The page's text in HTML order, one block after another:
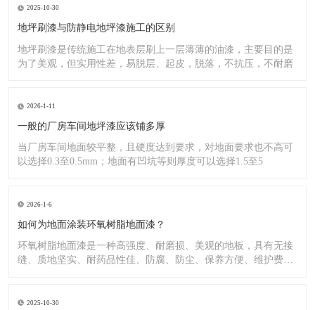
2025-10-30
地坪刷漆与防静电地坪漆施工的区别
地坪刷漆是传统施工在地表层刷上一层薄薄的油漆，主要目的是
为了美观，但实用性差，易脱层、起皮，脱落，不抗压，不耐磨
2026-1-11
一般的厂房车间地坪漆应该铺多厚
当厂房车间地面较平整，且硬度达到要求，对地面要求也不高可
以选择0.3至0.5mm；地面有凹坑等则厚度可以选择1.5至5
2026-1-6
如何为地面涂装环氧树脂地面漆？
环氧树脂地面漆是一种高强度、耐磨损、美观的地板，具有无接
缝、质地坚实、耐药品性佳、防腐、防尘、保养方便、维护费用
2025-10-30